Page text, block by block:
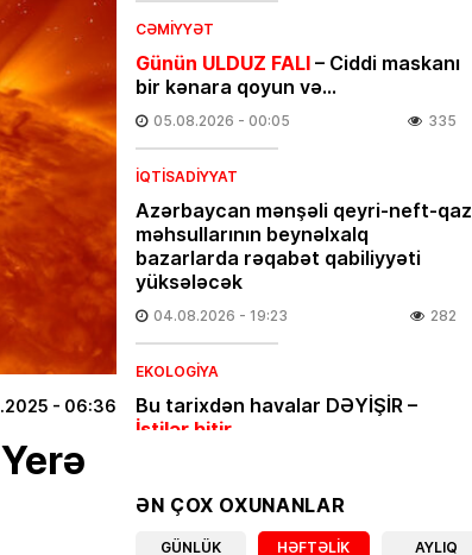
- 06:36
CƏMIYYƏT
Günün ULDUZ FALI– Ciddi maskanı
bir kənara qoyun və…
05.08.2026 - 00:05 335
İQTISADIYYAT
Azərbaycan mənşəli qeyri-neft-qaz
məhsullarının beynəlxalq
bazarlarda rəqabət qabiliyyəti
yüksələcək
04.08.2026 - 19:23 282
EKOLOGIYA
Bu tarixdən havalar DƏYİŞİR –
İstilər bitir
İQTISADIYYAT
ƏN ÇOX OXUNANLAR
GÜNLÜK HƏFTƏLIK AYLIQ